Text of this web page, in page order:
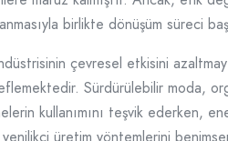
birlikte dönüşüm süreci
çevresel etkisini
Sürdürülebilir moda,
kullanımını teşvik ederken,